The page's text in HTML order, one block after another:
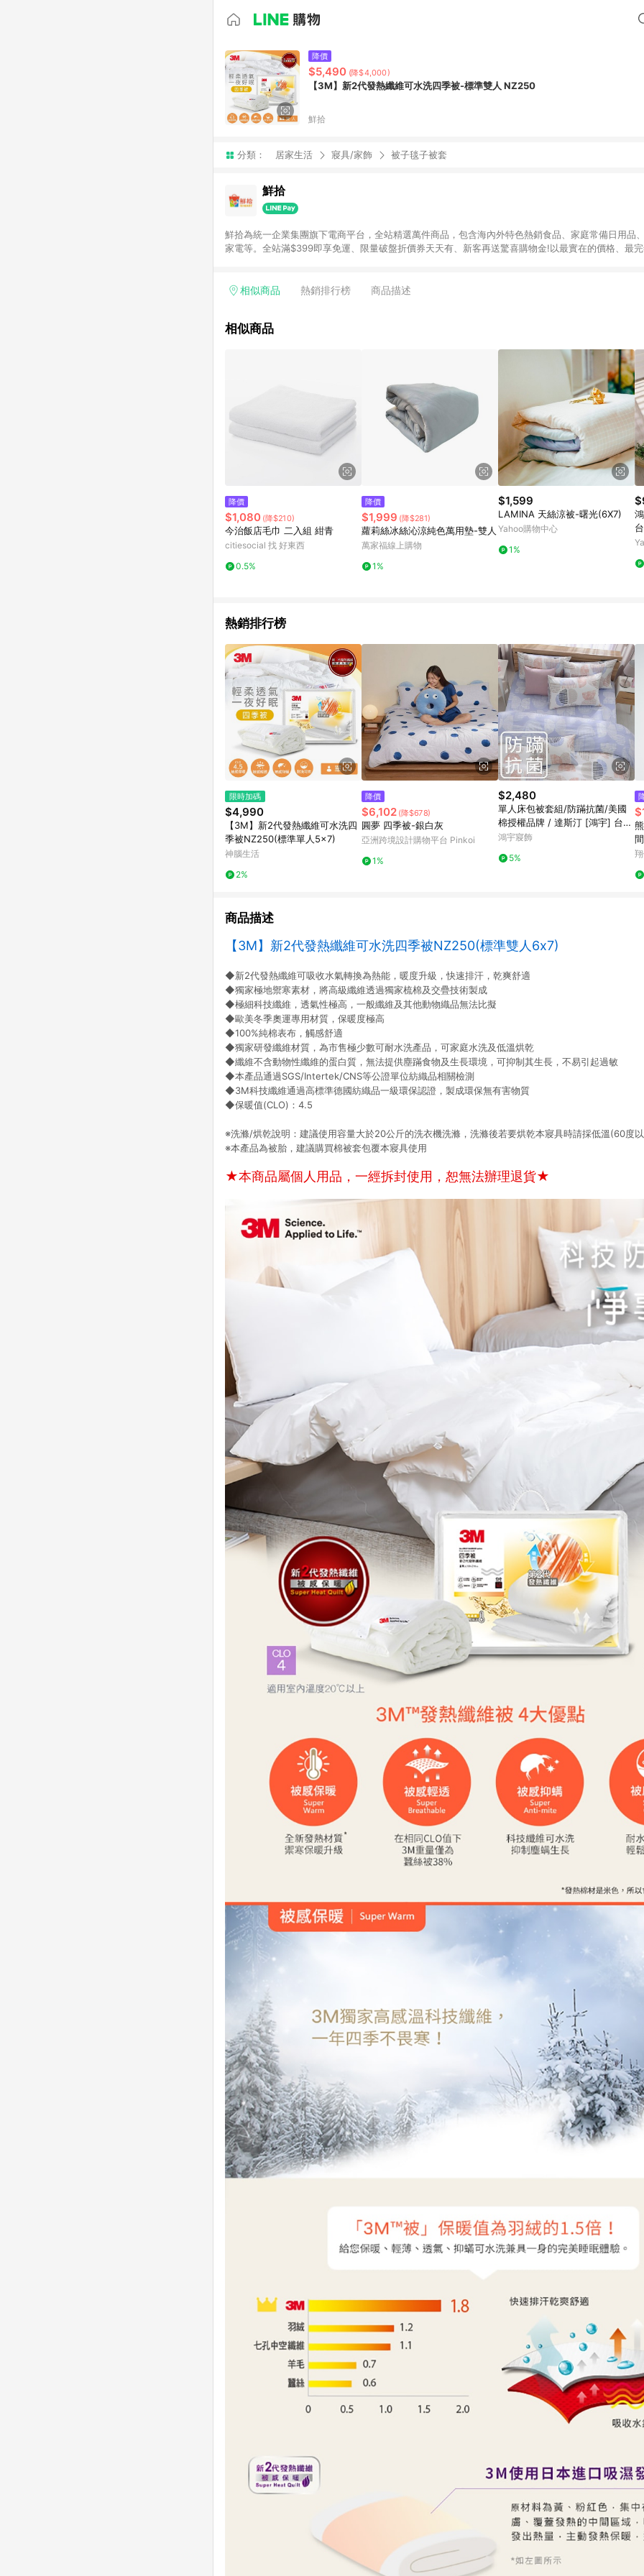
降價
$5,490 (降$4,000)
【3M】新2代發熱纖維可水洗四季被-標準雙人 NZ250
鮮拾
分類： 居家生活 寢具/家飾 被子毯子被套
鮮拾
鮮拾為統一企業集團旗下電商平台，全站精選萬件商品，包含海內外特色熱銷食品、家庭常備日用品
家電等。全站滿$399即享免運、限量破盤折價券天天有、新客再送驚喜購物金!以最實在的價格、最
相似商品 熱銷排行榜 商品描述
相似商品
降價
$1,080 (降$210)
今治飯店毛巾 二入組 紺青
citiesocial 找 好東西
0.5%
降價
$1,999 (降$281)
蘿莉絲冰絲沁涼純色萬用墊-雙人
萬家福線上購物
1%
$1,599
LAMINA 天絲涼被-曙光(6X7)
Yahoo購物中心
1%
熱銷排行榜
限時加碼
$4,990
【3M】新2代發熱纖維可水洗四
季被NZ250(標準單人5x7)
神腦生活
2%
降價
$6,102 (降$678)
圓夢 四季被-銀白灰
亞洲跨境設計購物平台 Pinkoi
1%
$2,480
單人床包被套組/防蹣抗菌/美國
棉授權品牌 / 達斯汀 [鴻宇] 台灣
製 - 2305咖
鴻宇寢飾
5%
商品描述
【3M】新2代發熱纖維可水洗四季被NZ250(標準雙人6x7)
◆新2代發熱纖維可吸收水氣轉換為熱能，暖度升級，快速排汗，乾爽舒適
◆獨家極地禦寒素材，將高級纖維透過獨家梳棉及交疊技術製成
◆極細科技纖維，透氣性極高，一般纖維及其他動物織品無法比擬
◆歐美冬季奧運專用材質，保暖度極高
◆100%純棉表布，觸感舒適
◆獨家研發纖維材質，為市售極少數可耐水洗產品，可家庭水洗及低溫烘乾
◆纖維不含動物性纖維的蛋白質，無法提供塵蹣食物及生長環境，可抑制其生長，不易引起過敏
◆本產品通過SGS/Intertek/CNS等公證單位紡織品相關檢測
◆3M科技纖維通過高標準德國紡織品一級環保認證，製成環保無有害物質
◆保暖值(CLO)：4.5
※洗滌/烘乾說明：建議使用容量大於20公斤的洗衣機洗滌，洗滌後若要烘乾本寢具時請採低溫(60度
※本產品為被胎，建議購買棉被套包覆本寢具使用
★本商品屬個人用品，一經拆封使用，恕無法辦理退貨★